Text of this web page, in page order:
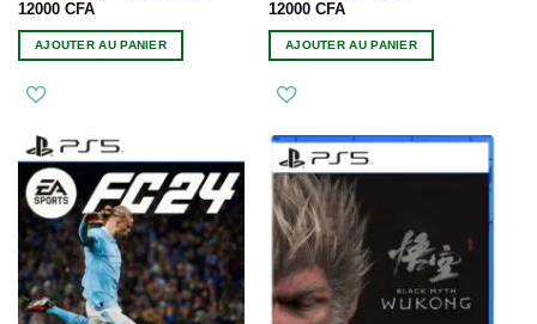
12000 CFA
AJOUTER AU PANIER
12000 CFA
AJOUTER AU PANIER